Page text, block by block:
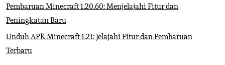
Pembaruan Minecraft 1.20.60: Menjelajahi Fitur dan
Peningkatan Baru
Unduh APK Minecraft 1.21: Jelajahi Fitur dan Pembaruan
Terbaru